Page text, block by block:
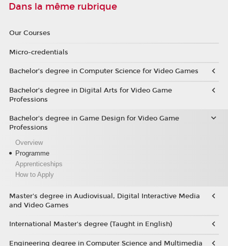
Dans la même rubrique
Our Courses
Micro-credentials
Bachelor’s degree in Computer Science for Video Games
Bachelor’s degree in Digital Arts for Video Game
Professions
Bachelor's degree in Game Design for Video Game
Professions
Overview
Programme
Apprenticeships
How to Apply
Master's degree in Audiovisual, Digital Interactive Media
and Video Games
International Master's degree (Taught in English)
Engineering degree in Computer Science and Multimedia